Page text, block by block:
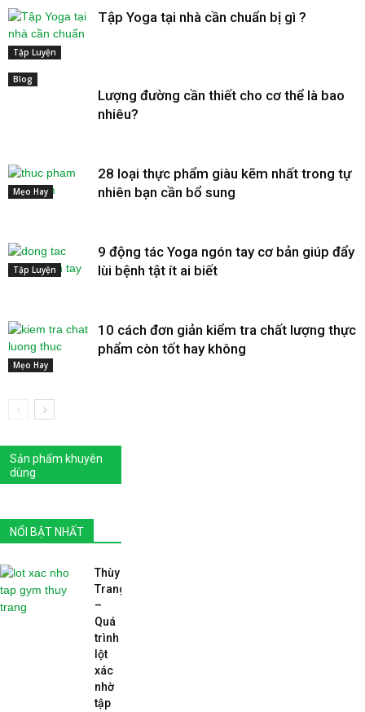
Tập Luyện
Tập Yoga tại nhà cần chuẩn bị gì ?
Blog
Lượng đường cần thiết cho cơ thể là bao
nhiêu?
Mẹo Hay
28 loại thực phẩm giàu kẽm nhất trong tự
nhiên bạn cần bổ sung
Tập Luyện
9 động tác Yoga ngón tay cơ bản giúp đẩy
lùi bệnh tật ít ai biết
Mẹo Hay
10 cách đơn giản kiểm tra chất lượng thực
phẩm còn tốt hay không
Sản phẩm khuyên
dùng
NỔI BẬT NHẤT
Thùy
Trang
–
Quá
trình
lột
xác
nhờ
tập